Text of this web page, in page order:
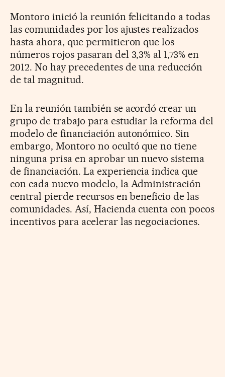
Montoro inició la reunión felicitando a todas
las comunidades por los ajustes realizados
hasta ahora, que permitieron que los
números rojos pasaran del 3,3% al 1,73% en
2012. No hay precedentes de una reducción
de tal magnitud.
En la reunión también se acordó crear un
grupo de trabajo para estudiar la reforma del
modelo de financiación autonómico. Sin
embargo, Montoro no ocultó que no tiene
ninguna prisa en aprobar un nuevo sistema
de financiación. La experiencia indica que
con cada nuevo modelo, la Administración
central pierde recursos en beneficio de las
comunidades. Así, Hacienda cuenta con pocos
incentivos para acelerar las negociaciones.